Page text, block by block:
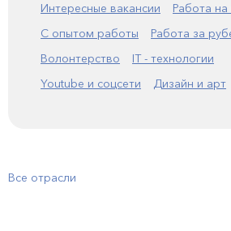
Интересные вакансии
Работа
С опытом работы
Работа за
Волонтерство
IT - технологии
Youtube и соцсети
Дизайн и арт
Все отрасли